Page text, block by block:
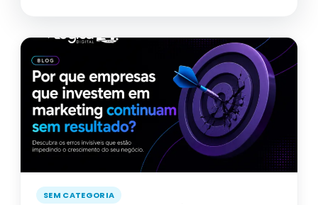
SEM CATEGORIA